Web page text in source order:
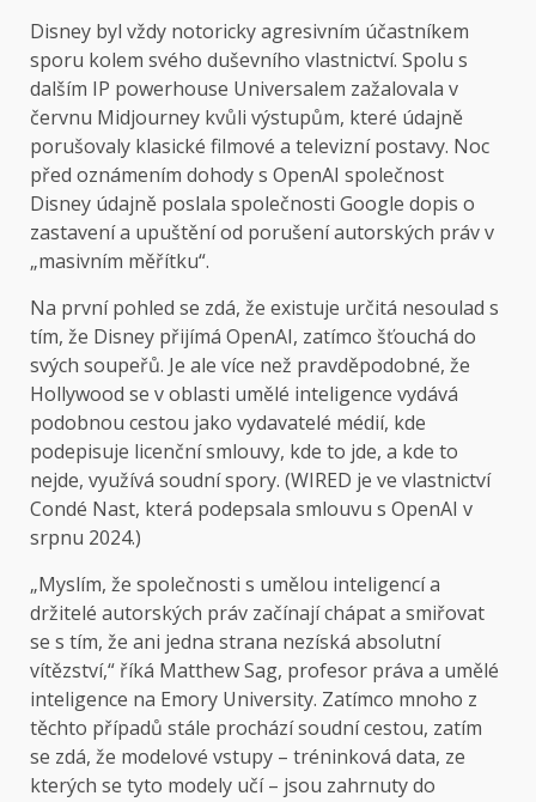
Disney byl vždy notoricky agresivním účastníkem
sporu kolem svého duševního vlastnictví. Spolu s
dalším IP powerhouse Universalem zažalovala v
červnu Midjourney kvůli výstupům, které údajně
porušovaly klasické filmové a televizní postavy. Noc
před oznámením dohody s OpenAI společnost
Disney údajně poslala společnosti Google dopis o
zastavení a upuštění od porušení autorských práv v
„masivním měřítku“.
Na první pohled se zdá, že existuje určitá nesoulad s
tím, že Disney přijímá OpenAI, zatímco šťouchá do
svých soupeřů. Je ale více než pravděpodobné, že
Hollywood se v oblasti umělé inteligence vydává
podobnou cestou jako vydavatelé médií, kde
podepisuje licenční smlouvy, kde to jde, a kde to
nejde, využívá soudní spory. (WIRED je ve vlastnictví
Condé Nast, která podepsala smlouvu s OpenAI v
srpnu 2024.)
„Myslím, že společnosti s umělou inteligencí a
držitelé autorských práv začínají chápat a smiřovat
se s tím, že ani jedna strana nezíská absolutní
vítězství,“ říká Matthew Sag, profesor práva a umělé
inteligence na Emory University. Zatímco mnoho z
těchto případů stále prochází soudní cestou, zatím
se zdá, že modelové vstupy – tréninková data, ze
kterých se tyto modely učí – jsou zahrnuty do